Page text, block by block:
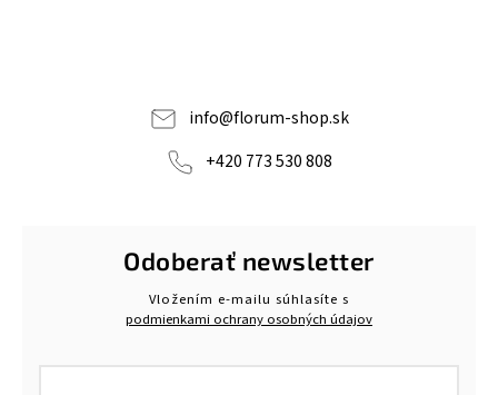
info@florum-shop.sk
+420 773 530 808
Odoberať newsletter
Vložením e-mailu súhlasíte s
podmienkami ochrany osobných údajov